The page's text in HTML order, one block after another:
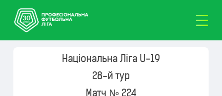
Національна Ліга U-19
28-й тур
Матч № 224